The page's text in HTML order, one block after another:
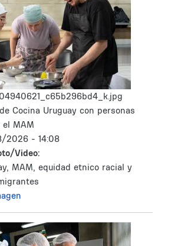
Cocina Uruguay con personas
MAM
2026 - 14:08
Video:
MAM, equidad etnico racial y